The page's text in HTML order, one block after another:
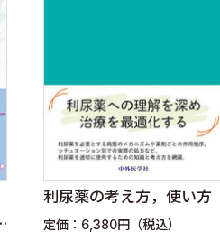
利尿薬の考え方，使い方
定価：6,380円（税込）